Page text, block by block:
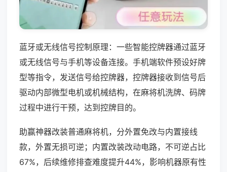
蓝牙或无线信号控制原理：一些智能控牌器通过蓝牙
或无线信号与手机等设备连接。手机端软件预设好牌
型等指令，发送信号给控牌器，控牌器接收到信号后
驱动内部微型电机或机械结构，在麻将机洗牌、码牌
过程中进行干预，达到控牌目的。
助赢神器改装普通麻将机，分外置免改与内置接线
款，外置无损可逆；内置改装改动电路，不可逆占比
67%，后续维修排查难度提升44%，影响机器原有性